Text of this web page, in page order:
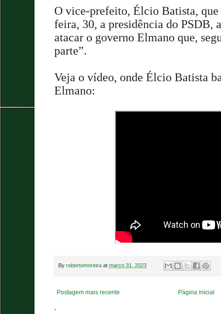
O vice-prefeito, Élcio Batista, que
feira, 30, a presidência do PSDB,
atacar o governo Elmano que,
parte”.
Veja o vídeo, onde Élcio Batista
Elmano:
By robertomoreira at março 31, 2023
Postagem mais recente Página inicial
.